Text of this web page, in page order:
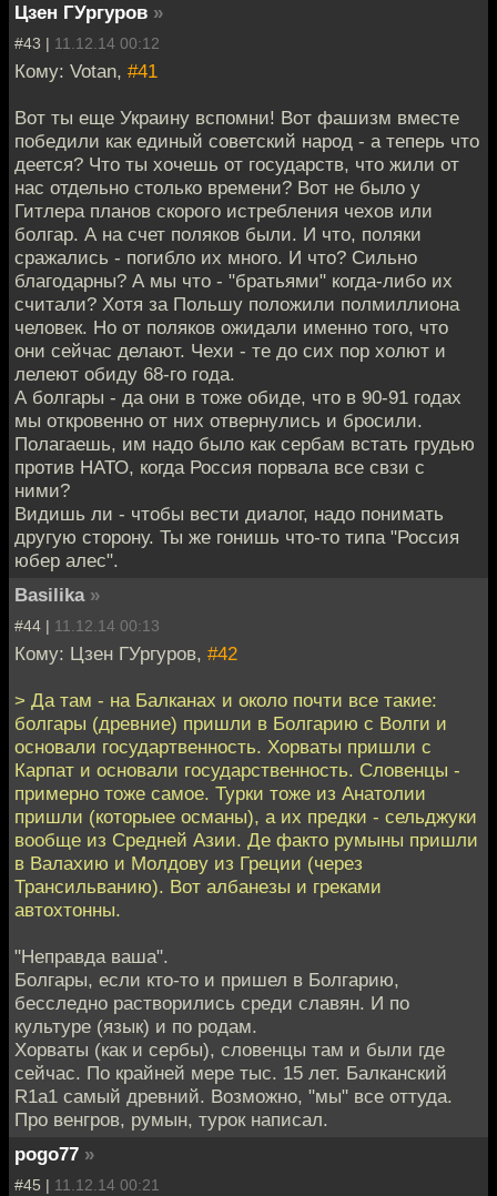
Цзен ГУргуров »
#43 | 11.12.14 00:12
Кому: Votan, #41
Вот ты еще Украину вспомни! Вот фашизм вместе
победили как единый советский народ - а теперь что
деется? Что ты хочешь от государств, что жили от
нас отдельно столько времени? Вот не было у
Гитлера планов скорого истребления чехов или
болгар. А на счет поляков были. И что, поляки
сражались - погибло их много. И что? Сильно
благодарны? А мы что - "братьями" когда-либо их
считали? Хотя за Польшу положили полмиллиона
человек. Но от поляков ожидали именно того, что
они сейчас делают. Чехи - те до сих пор холют и
лелеют обиду 68-го года.
А болгары - да они в тоже обиде, что в 90-91 годах
мы откровенно от них отвернулись и бросили.
Полагаешь, им надо было как сербам встать грудью
против НАТО, когда Россия порвала все свзи с
ними?
Видишь ли - чтобы вести диалог, надо понимать
другую сторону. Ты же гонишь что-то типа "Россия
юбер алес".
Basilika »
#44 | 11.12.14 00:13
Кому: Цзен ГУргуров, #42
> Да там - на Балканах и около почти все такие:
болгары (древние) пришли в Болгарию с Волги и
основали государтвенность. Хорваты пришли с
Карпат и основали государственность. Словенцы -
примерно тоже самое. Турки тоже из Анатолии
пришли (которыее османы), а их предки - сельджуки
вообще из Средней Азии. Де факто румыны пришли
в Валахию и Молдову из Греции (через
Трансильванию). Вот албанезы и греками
автохтонны.
"Неправда ваша".
Болгары, если кто-то и пришел в Болгарию,
бесследно растворились среди славян. И по
культуре (язык) и по родам.
Хорваты (как и сербы), словенцы там и были где
сейчас. По крайней мере тыс. 15 лет. Балканский
R1a1 самый древний. Возможно, "мы" все оттуда.
Про венгров, румын, турок написал.
pogo77 »
#45 | 11.12.14 00:21